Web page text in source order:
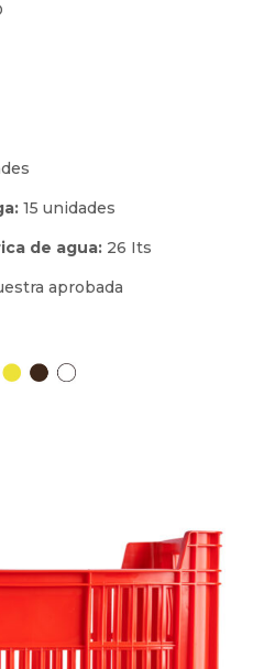
15 unidades
de agua:26 Its
aprobada